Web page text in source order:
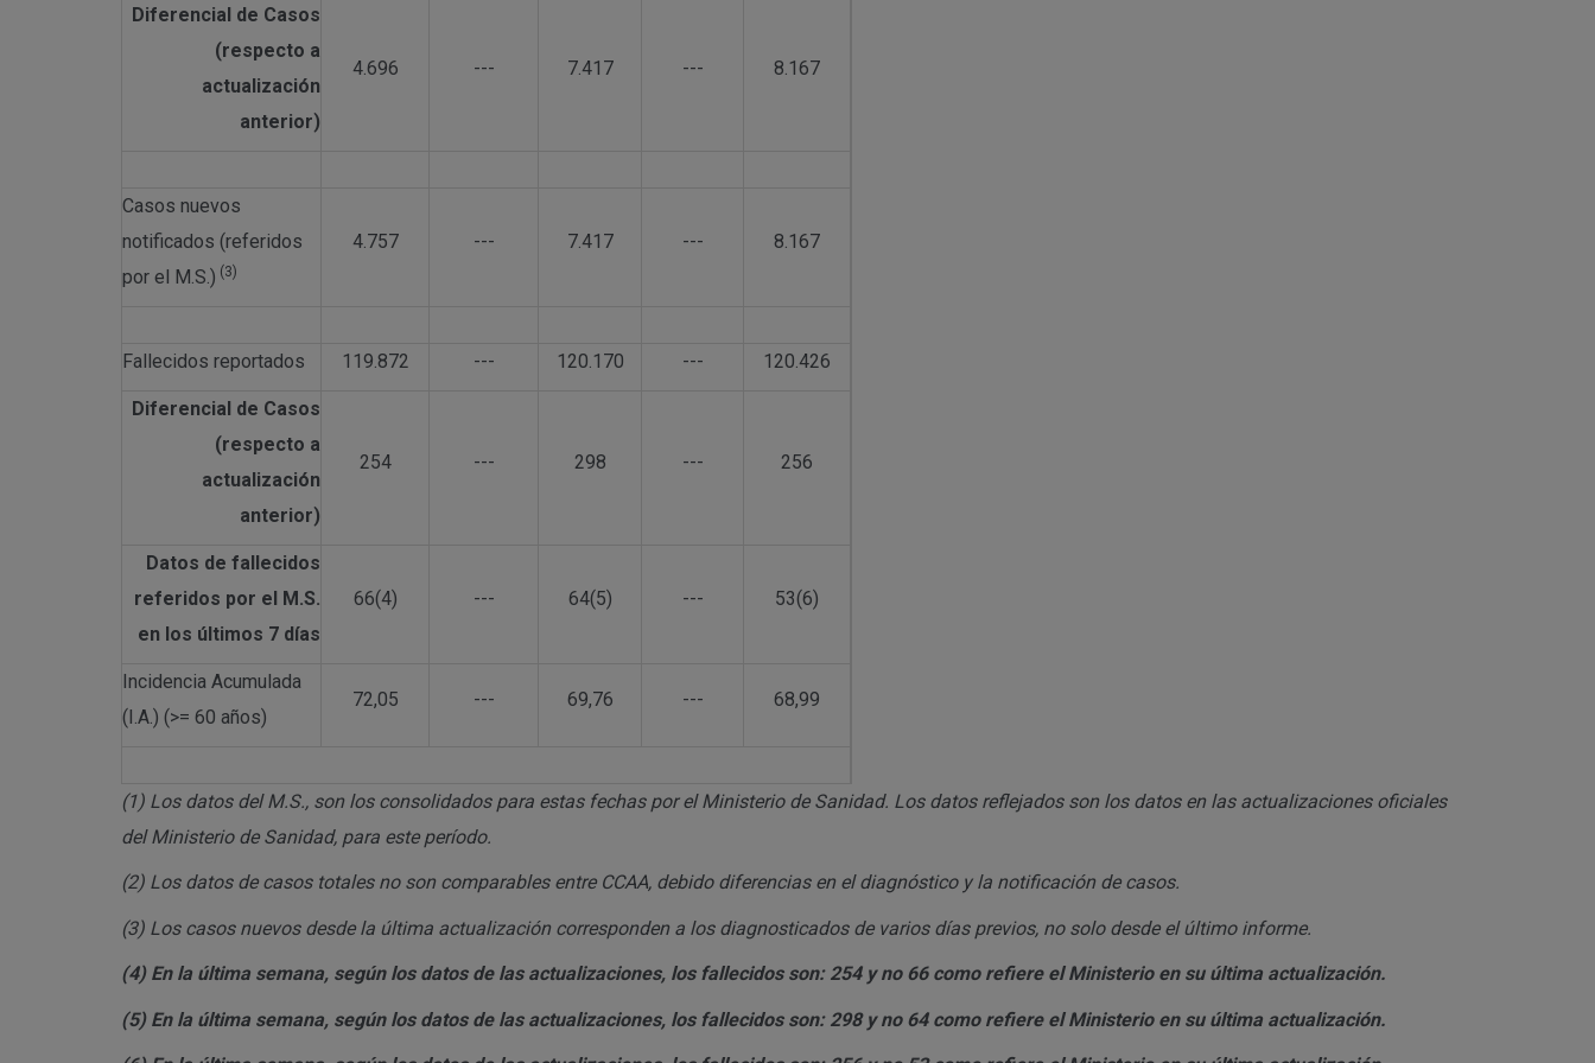
Diferencial de Casos
(respecto a
actualización
anterior)
4.696 --- 7.417 --- 8.167
Casos nuevos
notificados (referidos
por el M.S.) (3)
4.757 --- 7.417 --- 8.167
Fallecidos reportados 119.872 --- 120.170 --- 120.426
Diferencial de Casos
(respecto a
actualización
anterior)
254 --- 298 --- 256
Datos de fallecidos
referidos por el M.S.
en los últimos 7 días
66(4) --- 64(5) --- 53(6)
Incidencia Acumulada
(I.A.) (>= 60 años)
72,05 --- 69,76 --- 68,99
(1) Los datos del M.S., son los consolidados para estas fechas por el Ministerio de Sanidad. Los datos reflejados son los datos en las actualizaciones oficiales
del Ministerio de Sanidad, para este período.
(2) Los datos de casos totales no son comparables entre CCAA, debido diferencias en el diagnóstico y la notificación de casos.
(3) Los casos nuevos desde la última actualización corresponden a los diagnosticados de varios días previos, no solo desde el último informe.
(4) En la última semana, según los datos de las actualizaciones, los fallecidos son: 254 y no 66 como refiere el Ministerio en su última actualización.
(5) En la última semana, según los datos de las actualizaciones, los fallecidos son: 298 y no 64 como refiere el Ministerio en su última actualización.